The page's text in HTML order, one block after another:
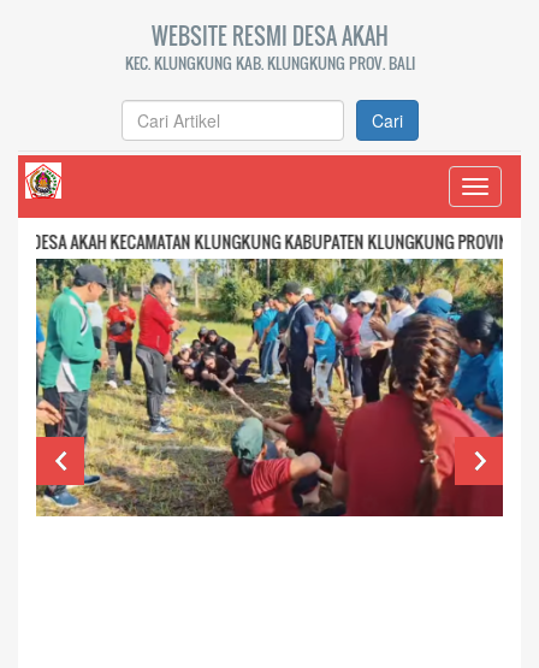
WEBSITE RESMI DESA AKAH
KEC. KLUNGKUNG KAB. KLUNGKUNG PROV. BALI
Cari
Toggle
KECAMATAN KLUNGKUNG KABUPATEN KLUNGKUNG PROVINSI BALI